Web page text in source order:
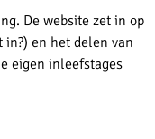
De website zet in op
en het delen van
eigen inleefstages